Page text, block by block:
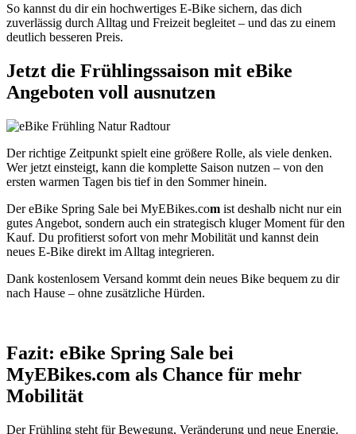
So kannst du dir ein hochwertiges E-Bike sichern, das dich
zuverlässig durch Alltag und Freizeit begleitet – und das zu einem
deutlich besseren Preis.
Jetzt die Frühlingssaison mit eBike
Angeboten voll ausnutzen
Der richtige Zeitpunkt spielt eine größere Rolle, als viele denken.
Wer jetzt einsteigt, kann die komplette Saison nutzen – von den
ersten warmen Tagen bis tief in den Sommer hinein.
Der eBike Spring Sale bei MyEBikes.com ist deshalb nicht nur ein
gutes Angebot, sondern auch ein strategisch kluger Moment für den
Kauf. Du profitierst sofort von mehr Mobilität und kannst dein
neues E-Bike direkt im Alltag integrieren.
Dank kostenlosem Versand kommt dein neues Bike bequem zu dir
nach Hause – ohne zusätzliche Hürden.
Fazit: eBike Spring Sale bei
MyEBikes.com als Chance für mehr
Mobilität
Der Frühling steht für Bewegung, Veränderung und neue Energie.